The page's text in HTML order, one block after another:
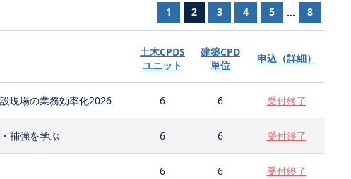
1 2 3 4 5 ... 8
土木CPDS
ユニット
建築CPD
単位
申込（詳細）
現場の業務効率化2026 6 6 受付終了
補強を学ぶ 6 6 受付終了
6 6 受付終了